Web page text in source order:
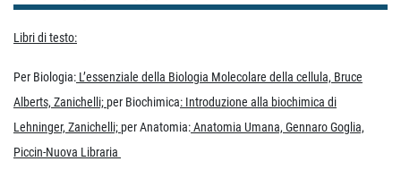
Libri di testo:
Per Biologia: L’essenziale della Biologia Molecolare della cellula, Bruce
Alberts, Zanichelli; per Biochimica: Introduzione alla biochimica di
Lehninger, Zanichelli; per Anatomia:Anatomia Umana, Gennaro Goglia,
Piccin-Nuova Libraria